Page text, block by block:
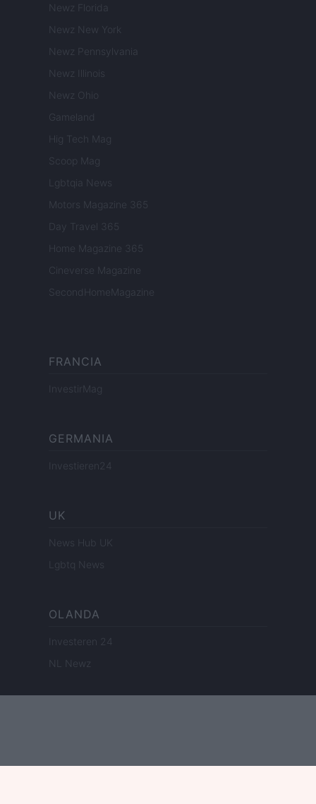
Newz Florida
Newz New York
Newz Pennsylvania
Newz Illinois
Newz Ohio
Gameland
Hig Tech Mag
Scoop Mag
Lgbtqia News
Motors Magazine 365
Day Travel 365
Home Magazine 365
Cineverse Magazine
SecondHomeMagazine
FRANCIA
InvestirMag
GERMANIA
Investieren24
UK
News Hub UK
Lgbtq News
OLANDA
Investeren 24
NL Newz